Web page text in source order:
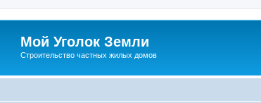
Мой Уголок Земли
Cтроительство частных жилых домов